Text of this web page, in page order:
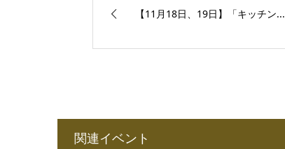
【11月18日、19日】「キッチン...
関連イベント